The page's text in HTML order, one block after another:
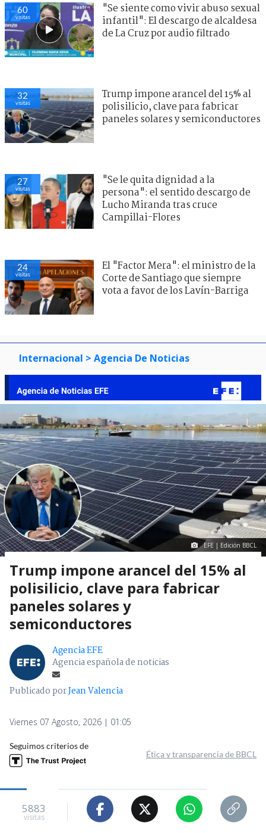
60
visitas
"Se siente como vivir abuso sexual
infantil": El descargo de alcaldesa
de La Cruz por audio filtrado
32
visitas
Trump impone arancel del 15% al
polisilicio, clave para fabricar
paneles solares y semiconductores
27
visitas
"Se le quita dignidad a la
persona": el sentido descargo de
Lucho Miranda tras cruce
Campillai-Flores
24
visitas
El "Factor Mera": el ministro de la
Corte de Santiago que siempre
vota a favor de los Lavín-Barriga
Internacional > Agencia De Noticias
EFE | Edición BBCL
Trump impone arancel del 15% al
polisilicio, clave para fabricar
paneles solares y
semiconductores
Agencia EFE
Agencia española de noticias
Publicado porJean Valencia
Viernes 07 Agosto, 2026 | 01:05
Seguimos criterios de
Ética y transparencia de BBCL
5883
visitas